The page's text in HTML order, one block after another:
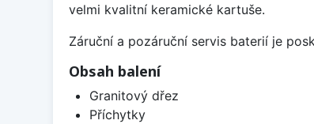
velmi kvalitní keramické kartuše.
Záruční a pozáruční servis baterií je
Obsah balení
Granitový dřez
Příchytky